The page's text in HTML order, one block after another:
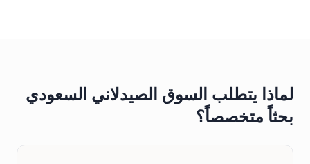
لماذا يتطلب السوق الصيدلاني السعودي
بحثاً متخصصاً؟